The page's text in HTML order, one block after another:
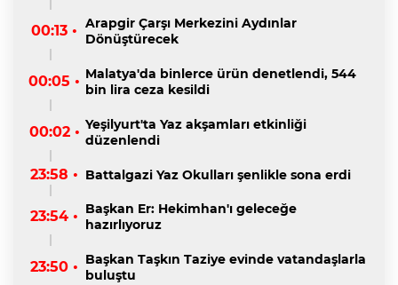
00:13 • Arapgir Çarşı Merkezini Aydınlar
Dönüştürecek
00:05 • Malatya'da binlerce ürün denetlendi, 544
bin lira ceza kesildi
00:02 • Yeşilyurt'ta Yaz akşamları etkinliği
düzenlendi
23:58 • Battalgazi Yaz Okulları şenlikle sona erdi
23:54 • Başkan Er: Hekimhan'ı geleceğe
hazırlıyoruz
23:50 • Başkan Taşkın Taziye evinde vatandaşlarla
buluştu